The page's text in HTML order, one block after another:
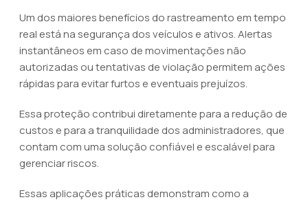
Um dos maiores benefícios do rastreamento em tempo
real está na segurança dos veículos e ativos. Alertas
instantâneos em caso de movimentações não
autorizadas ou tentativas de violação permitem ações
rápidas para evitar furtos e eventuais prejuízos.
Essa proteção contribui diretamente para a redução de
custos e para a tranquilidade dos administradores, que
contam com uma solução confiável e escalável para
gerenciar riscos.
Essas aplicações práticas demonstram como a